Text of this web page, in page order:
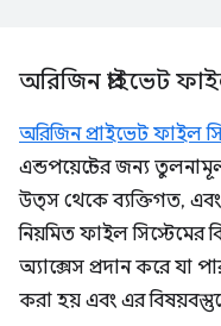
অরিজিন প্রাইভেট
অরিজিন প্রাইভেট ফাইল
এন্ডপয়েন্টের জন্য
উত্স থেকে ব্যক্তিগত,
নিয়মিত ফাইল সিস্টেমের
অ্যাক্সেস প্রদান করে যা
করা হয় এবং এর